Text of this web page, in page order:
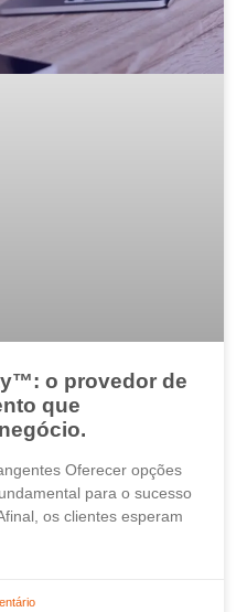
o provedor de
que
Oferecer opções
para o sucesso
os clientes esperam